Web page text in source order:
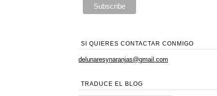
SI QUIERES CONTACTAR CONMIGO
delunaresynaranjas@gmail.com
TRADUCE EL BLOG